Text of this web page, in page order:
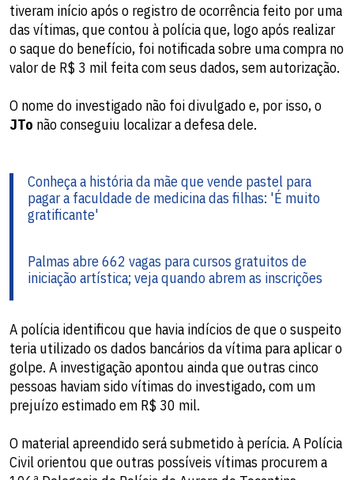
tiveram início após o registro de ocorrência feito por uma
das vítimas, que contou à polícia que, logo após realizar
o saque do benefício, foi notificada sobre uma compra no
valor de R$ 3 mil feita com seus dados, sem autorização.
O nome do investigado não foi divulgado e, por isso, o
JTo não conseguiu localizar a defesa dele.
Conheça a história da mãe que vende pastel para
pagar a faculdade de medicina das filhas: 'É muito
gratificante'
Palmas abre 662 vagas para cursos gratuitos de
iniciação artística; veja quando abrem as inscrições
A polícia identificou que havia indícios de que o suspeito
teria utilizado os dados bancários da vítima para aplicar o
golpe. A investigação apontou ainda que outras cinco
pessoas haviam sido vítimas do investigado, com um
prejuízo estimado em R$ 30 mil.
O material apreendido será submetido à perícia. A Polícia
Civil orientou que outras possíveis vítimas procurem a